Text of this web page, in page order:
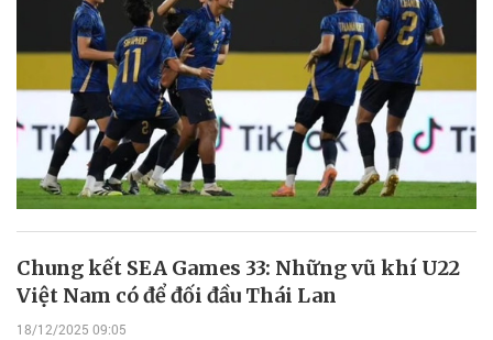
Chung kết SEA Games 33: Những vũ khí U22
Việt Nam có để đối đầu Thái Lan
18/12/2025 09:05